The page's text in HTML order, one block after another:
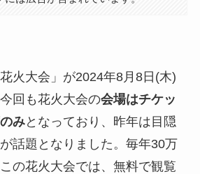
火大会」が2024年8月8日(木)
回も花火大会の会場はチケッ
みとなっており、昨年は目隠
話題となりました。毎年30万
の花火大会では、無料で観覧